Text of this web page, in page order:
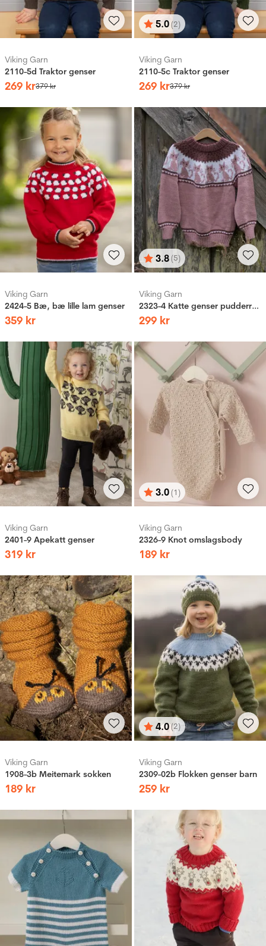
Viking Garn
2110-5d Traktor genser
269 kr379kr
Vurdering:
5.0(2)
ud af 5 stjerner
Viking Garn
2110-5c Traktor genser
269 kr379kr
Viking Garn
2424-5 Bæ, bæ lille lam genser
359 kr
Vurdering:
3.8(5)
ud af 5 stjerner
Viking Garn
2323-4 Katte genser pudderrosa
299 kr
Viking Garn
2401-9 Apekatt genser
319 kr
Vurdering:
3.0(1)
ud af 5 stjerner
Viking Garn
2326-9 Knot omslagsbody
189 kr
Viking Garn
1908-3b Meitemark sokken
189 kr
Vurdering:
4.0(2)
ud af 5 stjerner
Viking Garn
2309-02b Flokken genser barn
259 kr